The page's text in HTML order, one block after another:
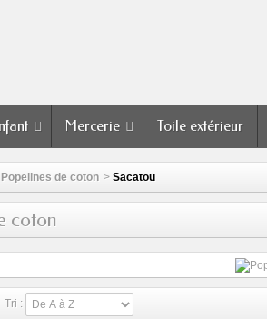
Mercerie Toile extérieur
Popelines de coton > Sacatou
coton
Tri :